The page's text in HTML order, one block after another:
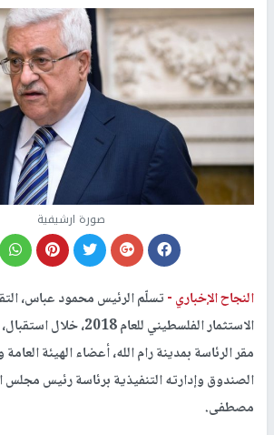
صورة ارشيفية
النجاح الإخباري -تسلّم الرئيس محمود عباس،
الاستثمار الفلسطيني للعام
مقر الرئاسة بمدينة رام الله، أعضاء الهيئة
الصندوق وإدارته التنفيذية برئاسة رئيس مجلس
مصطفى.